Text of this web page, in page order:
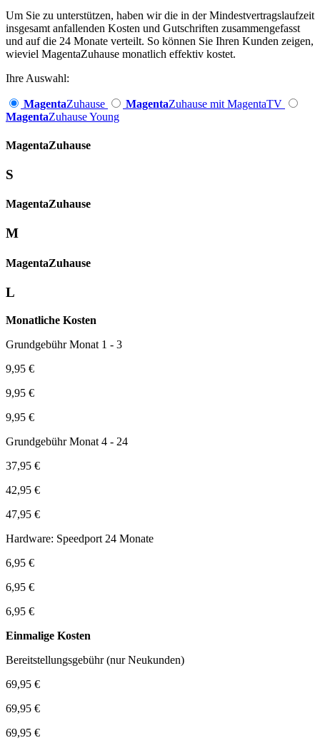
Um Sie zu unterstützen, haben wir die in der Mindestvertragslaufzeit
insgesamt anfallenden Kosten und Gutschriften zusammengefasst
und auf die 24 Monate verteilt. So können Sie Ihren Kunden zeigen,
wieviel MagentaZuhause monatlich effektiv kostet.
Ihre Auswahl:
MagentaZuhause MagentaZuhause mit MagentaTV
MagentaZuhause Young
Magenta­Zuhause
S
Magenta­Zuhause
M
Magenta­Zuhause
L
Monatliche Kosten
Grundgebühr Monat 1 - 3
9,95 €
9,95 €
9,95 €
Grundgebühr Monat 4 - 24
37,95 €
42,95 €
47,95 €
Hardware: Speedport 24 Monate
6,95 €
6,95 €
6,95 €
Einmalige Kosten
Bereitstellungsgebühr (nur Neukunden)
69,95 €
69,95 €
69,95 €